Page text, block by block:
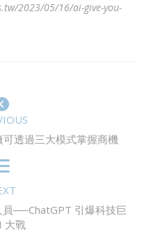
2023/05/16/ai-give-you-
透過三大模式掌握商機
──ChatGPT 引爆科技巨
大戰